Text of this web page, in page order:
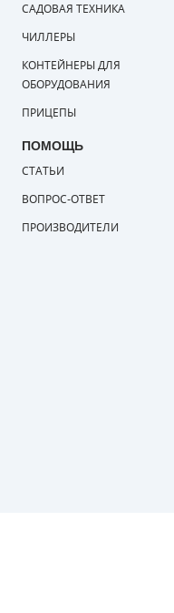
ПОРШНЕВЫЕ
ПОРШНЕВЫЕ ПЕРЕДВИЖНЫЕ
ПОРШНЕВЫЕ
ПОРШНЕВЫЕ
ПОРШНЕВЫЕ 220 В
САДОВАЯ ТЕХНИКА
ЧИЛЛЕРЫ
КОНТЕЙНЕРЫ ДЛЯ
ОБОРУДОВАНИЯ
ПРИЦЕПЫ
ПОМОЩЬ
СТАТЬИ
ВОПРОС-ОТВЕТ
ПРОИЗВОДИТЕЛИ